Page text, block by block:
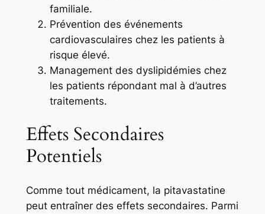
familiale.
Prévention des événements
cardiovasculaires chez les patients à
risque élevé.
Management des dyslipidémies chez
les patients répondant mal à d’autres
traitements.
Effets Secondaires
Potentiels
Comme tout médicament, la pitavastatine
peut entraîner des effets secondaires. Parmi